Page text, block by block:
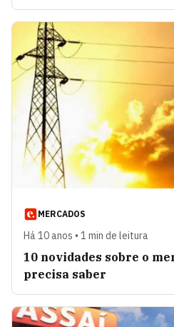
MERCADOS
Há 10 anos • 1 min de leitura
10 novidades sobre o
precisa saber